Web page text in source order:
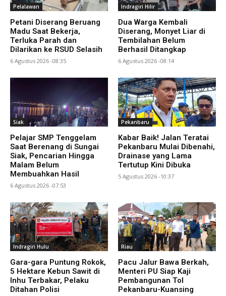
Pelalawan
Petani Diserang Beruang
Madu Saat Bekerja,
Terluka Parah dan
Dilarikan ke RSUD Selasih
6 Agustus 2026 -08:35
Indragiri Hilir
Dua Warga Kembali
Diserang, Monyet Liar di
Tembilahan Belum
Berhasil Ditangkap
6 Agustus 2026 -08:14
Siak
Pelajar SMP Tenggelam
Saat Berenang di Sungai
Siak, Pencarian Hingga
Malam Belum
Membuahkan Hasil
6 Agustus 2026 -07:53
Pekanbaru
Kabar Baik! Jalan Teratai
Pekanbaru Mulai Dibenahi,
Drainase yang Lama
Tertutup Kini Dibuka
5 Agustus 2026 -10:37
Indragiri Hulu
Gara-gara Puntung Rokok,
5 Hektare Kebun Sawit di
Inhu Terbakar, Pelaku
Ditahan Polisi
Riau
Pacu Jalur Bawa Berkah,
Menteri PU Siap Kaji
Pembangunan Tol
Pekanbaru-Kuansing